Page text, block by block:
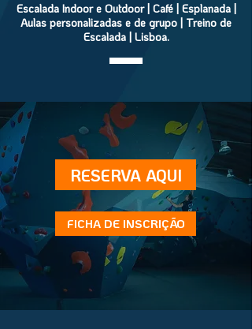
Escalada Indoor e Outdoor | Café | Esplanada |
Aulas personalizadas e de grupo | Treino de
Escalada | Lisboa.
RESERVA AQUI
FICHA DE INSCRIÇÃO